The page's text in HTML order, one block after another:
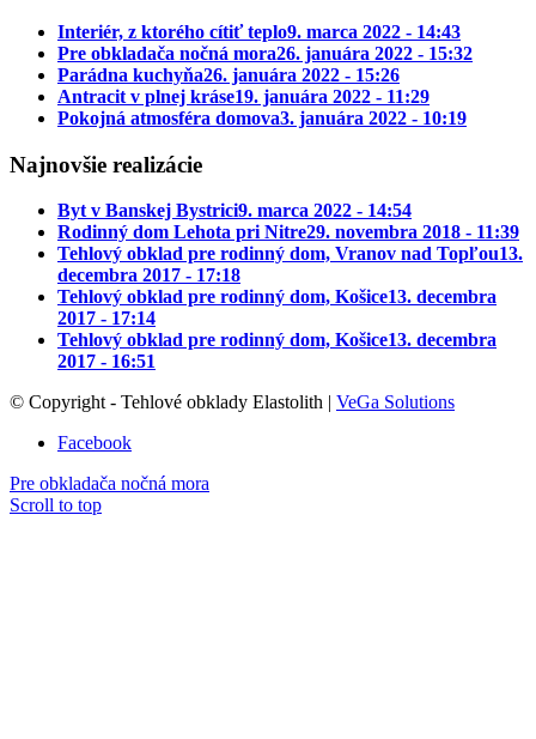
Interiér, z ktorého cítiť teplo9. marca 2022 - 14:43
Pre obkladača nočná mora26. januára 2022 - 15:32
Parádna kuchyňa26. januára 2022 - 15:26
Antracit v plnej kráse19. januára 2022 - 11:29
Pokojná atmosféra domova3. januára 2022 - 10:19
Najnovšie realizácie
Byt v Banskej Bystrici9. marca 2022 - 14:54
Rodinný dom Lehota pri Nitre29. novembra 2018 - 11:39
Tehlový obklad pre rodinný dom, Vranov nad Topľou13.
decembra 2017 - 17:18
Tehlový obklad pre rodinný dom, Košice13. decembra
2017 - 17:14
Tehlový obklad pre rodinný dom, Košice13. decembra
2017 - 16:51
© Copyright - Tehlové obklady Elastolith | VeGa Solutions
Facebook
Pre obkladača nočná mora
Scroll to top